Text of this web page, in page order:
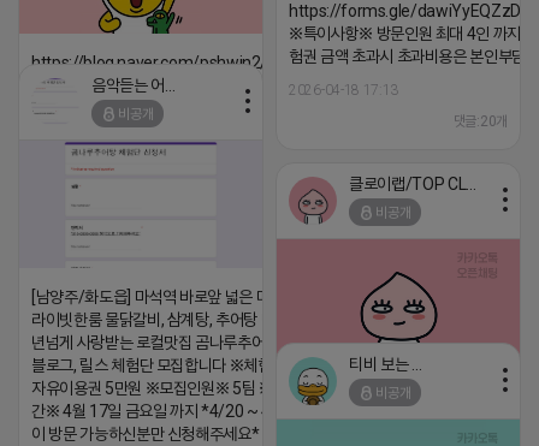
https://forms.gle/
※특이사항※ 방문인원 최대 4인 까지
험권 금액 초과시 초과비용은 본인부담
2026-04-18 17:13
댓글:20개
https://blog.naver.com/pshwin2/224023970047
2026-04-18 17:12
비공개
[남양주/화도읍] 마석역 바로앞 넓은 매장과, 프
라이빗한룸 물닭갈비, 삼계탕, 추어탕 맛집 10
년넘게 사랑받는 로컬맛집 곰나루추어탕에서
블로그, 릴스 체험단 모집합니다 ※체험메뉴※
자유이용권 5만원 ※모집인원※ 5팀 ※모집기
간※ 4월 17일 금요일 까지 *4/20 ~ 4/26 사
이 방문 가능하신분만 신청해주세요* ※체험단
비공개
2026-04-18 17:05
비공개